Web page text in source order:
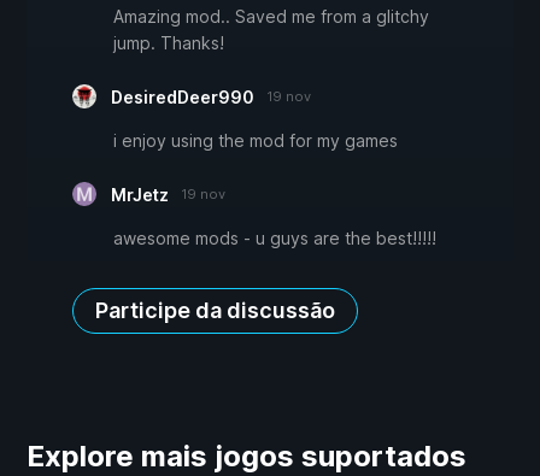
Amazing mod.. Saved me from a glitchy
jump. Thanks!
DesiredDeer990 19 nov
i enjoy using the mod for my games
MrJetz 19 nov
awesome mods - u guys are the best!!!!!
Participe da discussão
Explore mais jogos suportados